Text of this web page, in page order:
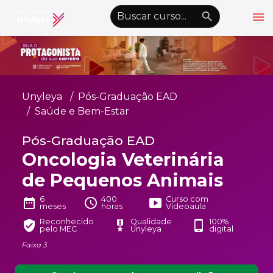
menu
emoji_objectsAlto Contraste nights_stay wb_sunny
Graduação EAD
Pós-Graduação EAD
Atualização Profissional
Conheça a Unyleyakeyboard_arrow_down
Alianças Acadêmicas
Convênios
keyboard_arrow_down
UnyVantagens
Unyleya
Pós-Graduação EAD
Saúde e Bem-Estar
Pós-Graduação EAD
Oncologia Veterinária
de Pequenos Animais
date_range 6
meses
schedule 400
horas
smart_display Curso com
Vídeoaula
verified_user Reconhecido
pelo MEC
military_tech
Qualidade
Unyleya
phone_android
100%
digital
Faixa 3